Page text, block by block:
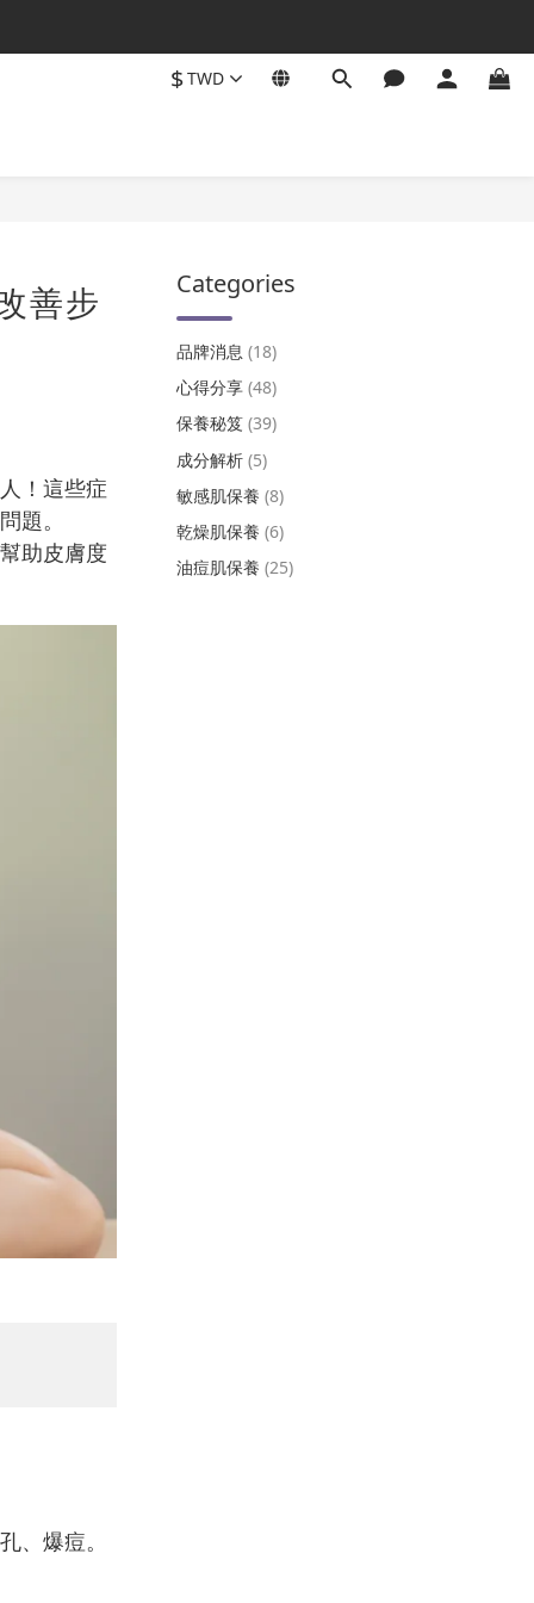
$TWD
善步
！這些症
題。
助皮膚度
、爆痘。
Categories
品牌消息 (18)
心得分享 (48)
保養秘笈 (39)
成分解析 (5)
敏感肌保養 (8)
乾燥肌保養 (6)
油痘肌保養 (25)